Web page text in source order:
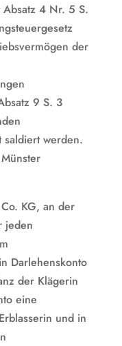
Absatz 4 Nr. 5 S.
der
9 S. 3
werden.
KG, an der
jeden
Darlehenskonto
der Klägerin
eine
und in